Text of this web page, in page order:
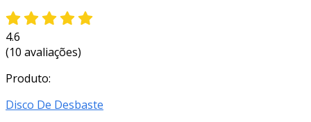
4.6
(10 avaliações)
Produto:
Disco De Desbaste